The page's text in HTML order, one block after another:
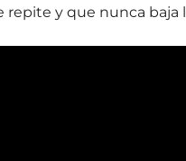
repite y que nunca baja